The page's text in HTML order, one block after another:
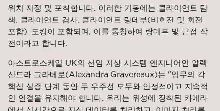
위치 지정 및 포착합니다. 이러한 기동에는 클라이언트 탐
색, 클라이언트 검사, 클라이언트 랑데부(비회전 및 회전
포함), 도킹이 포함되며, 이를 통칭하여 랑데부 및 근접 작
전이라고 합니다.
아스트로스케일 UK의 선임 지상 시스템 엔지니어인 알렉
산드라 그라베로(Alexandra Gravereaux)는 "임무의 각
핵심 실증 단계 동안 두 우주선 모두와 안정적이고 지속적
인 연결을 유지해야 합니다. 우리는 위성에 장착된 카메라